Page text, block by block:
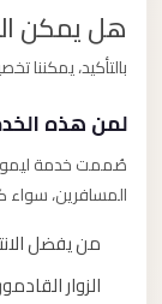
هل يمكن
بالتأكيد، يمكننا
لمن هذه
صُممت خدمة
المسافرين، سواء
من يفضل
الزوار